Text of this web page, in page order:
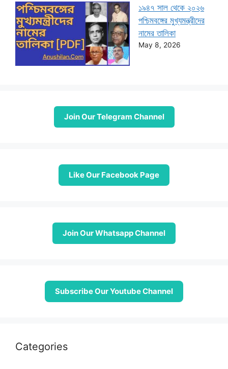
১৯৪৭ সাল থেকে ২০২৬
পশ্চিমবঙ্গের মুখ্যমন্ত্রীদের
নামের তালিকা
May 8, 2026
Join Our Telegram Channel
Like Our Facebook Page
Join Our Whatsapp Channel
Subscribe Our Youtube Channel
Categories